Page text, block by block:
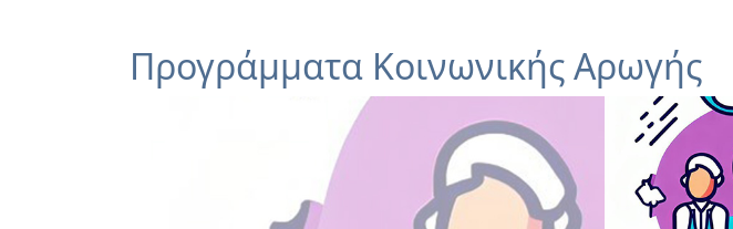
Προγράμματα Κοινωνικής Αρωγής